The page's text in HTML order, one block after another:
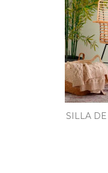
SILLA